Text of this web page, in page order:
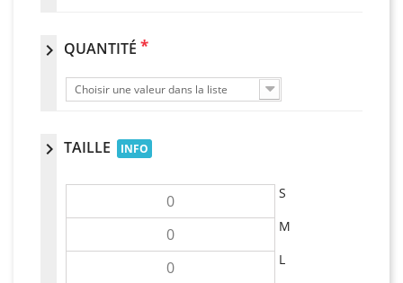
chevron_right QUANTITÉ *
Choisir une valeur dans la liste
chevron_right TAILLE INFO
S
M
L